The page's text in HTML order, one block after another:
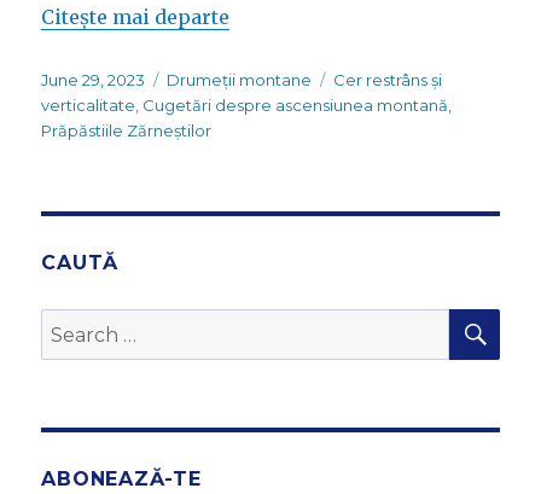
Citește mai departe
Posted
on
June 29, 2023 Categories
Drumeții montane Tags
Cer restrâns și
verticalitate Cugetări despre ascensiunea montană
Prăpăstiile Zărneștilor
CAUTĂ
Search
for:
ABONEAZĂ-TE